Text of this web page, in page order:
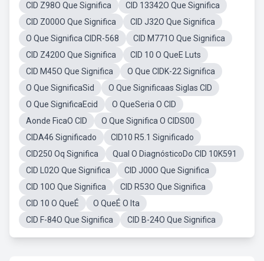
CID Z98O Que Significa
CID 13342O Que Significa
CID Z000O Que Significa
CID J32O Que Significa
O Que Significa CIDR-568
CID M771O Que Significa
CID Z420O Que Significa
CID 10 O QueE Luts
CID M45O Que Significa
O Que CIDK-22 Significa
O Que SignificaSid
O Que Significaas Siglas CID
O Que SignificaEcid
O QueSeria O CID
Aonde FicaO CID
O Que Significa O CIDS00
CIDA46 Significado
CID10 R5.1 Significado
CID250 Oq Significa
Qual O DiagnósticoDo CID 10K591
CID L02O Que Significa
CID J00O Que Significa
CID 10O Que Significa
CID R53O Que Significa
CID 10 O QueÉ
O QueÉ O Ita
CID F-84O Que Significa
CID B-24O Que Significa